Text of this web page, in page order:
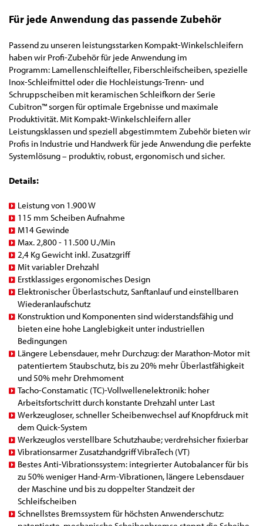
Für jede Anwendung das passende Zubehör
Passend zu unseren leistungsstarken Kompakt-Winkelschleifern
haben wir Profi-Zubehör für jede Anwendung im
Programm: Lamellenschleifteller, Fiberschleifscheiben, spezielle
Inox-Schleifmittel oder die Hochleistungs-Trenn- und
Schruppscheiben mit keramischen Schleifkorn der Serie
Cubitron™ sorgen für optimale Ergebnisse und maximale
Produktivität. Mit Kompakt-Winkelschleifern aller
Leistungsklassen und speziell abgestimmtem Zubehör bieten wir
Profis in Industrie und Handwerk für jede Anwendung die perfekte
Systemlösung – produktiv, robust, ergonomisch und sicher.
Details:
Leistung von 1.900 W
115 mm Scheiben Aufnahme
M14 Gewinde
Max. 2,800 - 11.500 U./Min
2,4 Kg Gewicht inkl. Zusatzgriff
Mit variabler Drehzahl
Erstklassiges ergonomisches Design
Elektronischer Überlastschutz, Sanftanlauf und einstellbaren
Wiederanlaufschutz
Konstruktion und Komponenten sind widerstandsfähig und
bieten eine hohe Langlebigkeit unter industriellen
Bedingungen
Längere Lebensdauer, mehr Durchzug: der Marathon-Motor mit
patentiertem Staubschutz, bis zu 20% mehr Überlastfähigkeit
und 50% mehr Drehmoment
Tacho-Constamatic (TC)-Vollwellenelektronik: hoher
Arbeitsfortschritt durch konstante Drehzahl unter Last
Werkzeugloser, schneller Scheibenwechsel auf Knopfdruck mit
dem Quick-System
Werkzeuglos verstellbare Schutzhaube; verdrehsicher fixierbar
Vibrationsarmer Zusatzhandgriff VibraTech (VT)
Bestes Anti-Vibrationssystem: integrierter Autobalancer für bis
zu 50% weniger Hand-Arm-Vibrationen, längere Lebensdauer
der Maschine und bis zu doppelter Standzeit der
Schleifscheiben
Schnellstes Bremssystem für höchsten Anwenderschutz: